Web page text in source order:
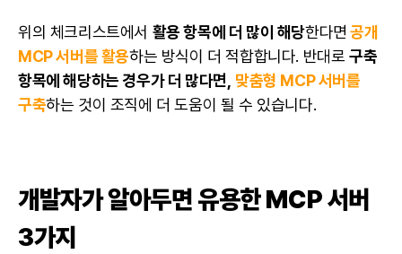
위의 체크리스트에서 활용 항목에 더 많이 해당한다면 공개
MCP 서버를 활용하는 방식이 더 적합합니다. 반대로 구축
항목에 해당하는 경우가 더 많다면, 맞춤형 MCP 서버를
구축하는 것이 조직에 더 도움이 될 수 있습니다.
개발자가 알아두면 유용한 MCP 서버
3가지